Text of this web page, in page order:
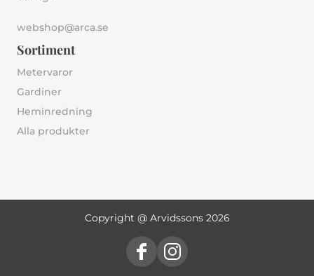
webshop@arca.se
Sortiment
Metervaror
Gardiner
Heminredning
Alla produkter
Copyright @ Arvidssons 2026